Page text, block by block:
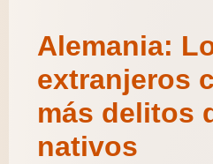
Alemania:
extranjeros
más delitos
nativos